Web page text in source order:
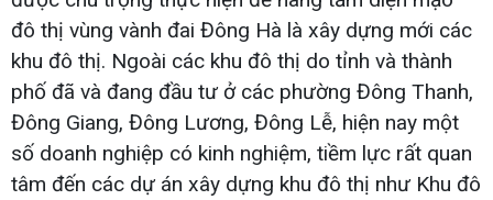
đô thị vùng vành đai Đông Hà là xây dựng mới các
khu đô thị. Ngoài các khu đô thị do tỉnh và thành
phố đã và đang đầu tư ở các phường Đông Thanh,
Đông Giang, Đông Lương, Đông Lễ, hiện nay một
số doanh nghiệp có kinh nghiệm, tiềm lực rất quan
tâm đến các dự án xây dựng khu đô thị như Khu đô